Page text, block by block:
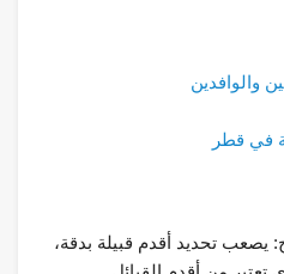
والوافدين
في قطر
يصعب تحديد أقدم قبيلة بدقة،